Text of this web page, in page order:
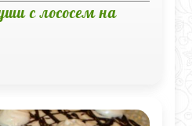
с лососем на